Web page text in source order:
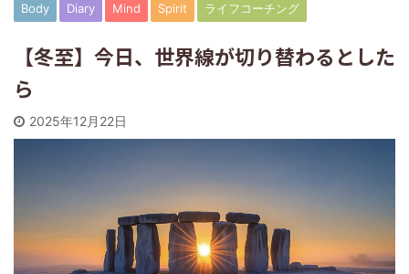
Body Diary Mind Spirit ライフコーチング
【冬至】今日、世界線が切り替わるとした
ら
2025年12月22日